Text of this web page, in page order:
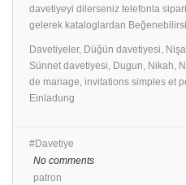
davetiyeyi dilerseniz telefonla
gelerek kataloglardan
Davetiyeler, Düğün davetiyesi,
Sünnet davetiyesi, Dugun, Nikah,
de mariage, invitations simples et
Einladung
Davetiye
No comments
patron